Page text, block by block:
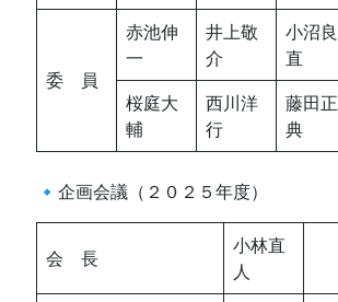
委 員
赤池伸
一
井上敬
介
小沼良
直
桜庭大
輔
西川洋
行
藤田正
典
🔹企画会議（２０２５年度）
会 長
小林直
人